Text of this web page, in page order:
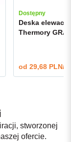
Dostępny
Deska
Thermory
od 29,68 PLN/
stworzonej
ofercie.